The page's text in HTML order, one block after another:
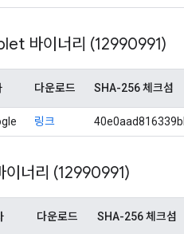
바이너리 (12990991)
다운로드 SHA-256 체크섬
링크
너리 (12990991)
다운로드 SHA-256 체크섬